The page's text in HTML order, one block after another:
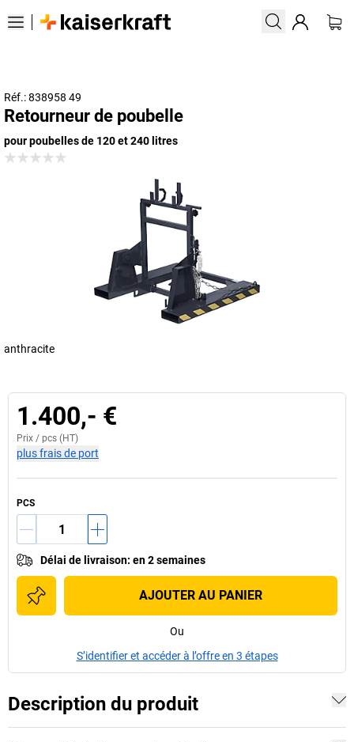
Réf.: 838958 49
Retourneur de poubelle
pour poubelles de 120 et 240 litres
anthracite
1.400,- €
Prix / pcs (HT)
plus frais de port
PCS
Délai de livraison: en 2 semaines
AJOUTER AU PANIER
Ou
S’identifier et accéder à l’offre en 3 étapes
Description du produit